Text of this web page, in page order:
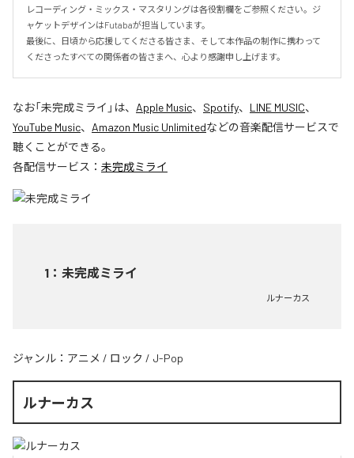
レコーディング・ミックス・マスタリングは各役割欄をご参照ください。ジ
ャケットデザインはFutabaが担当しています。
最後に、日頃から応援してくださる皆さま、そして本作品の制作に携わって
くださったすべての関係者の皆さまへ、心より感謝申し上げます。
なお「未完成ミライ 」は、 Apple Music、 Spotify、 LINE MUSIC、
YouTube Music、 Amazon Music Unlimitedなどの音楽配信サービスで
聴くことができる。
各配信サービス： 未完成ミライ
1 ： 未完成ミライ
ルナーカス
ジャンル： アニメ / ロック / J-Pop
ルナーカス